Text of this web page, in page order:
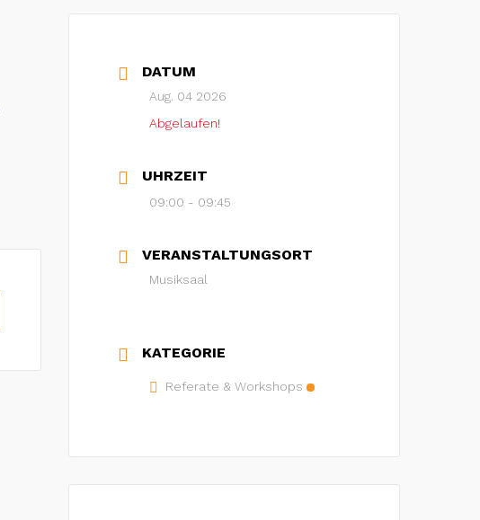
DATUM
Aug. 04 2026
Abgelaufen!
UHRZEIT
09:00 - 09:45
VERANSTALTUNGSORT
Musiksaal
KATEGORIE
Referate & Workshops